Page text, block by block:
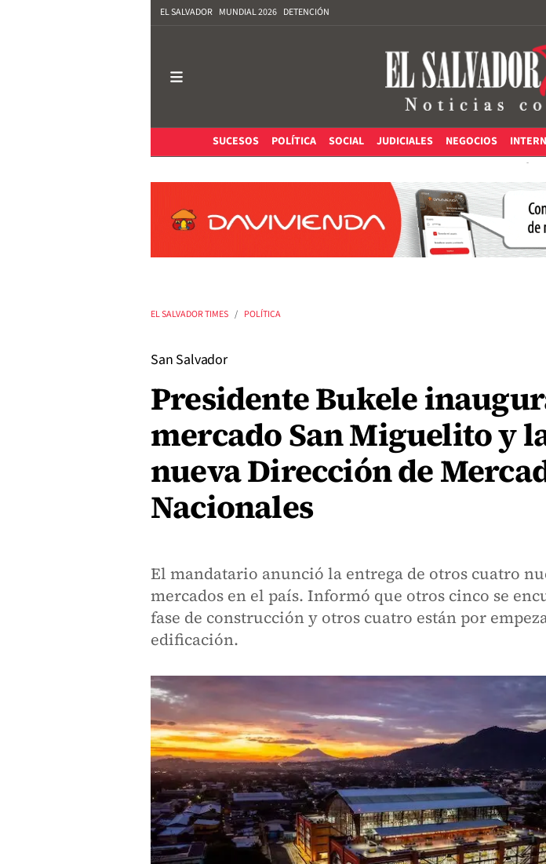
EL SALVADOR MUNDIAL 2026 DETENCIÓN
SUCESOS
POLÍTICA SOCIAL JUDICIALES NEGOCIOS
EL SALVADOR TIMES POLÍTICA
San Salvador
Presidente Bukele
mercado San Miguelito y
nueva Dirección de
Nacionales
El mandatario anunció la entrega de otros cuatro
mercados en el país. Informó que otros cinco se
fase de construcción y otros cuatro están por
edificación.